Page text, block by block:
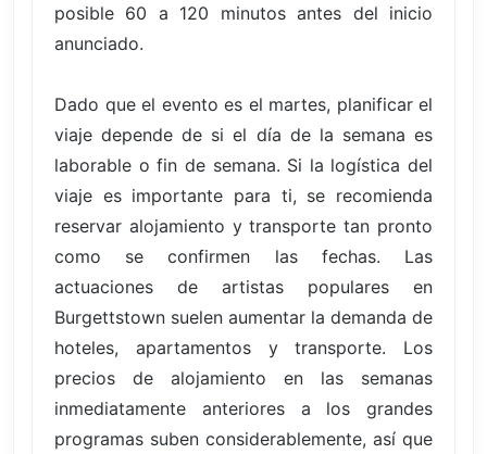
posible 60 a 120 minutos antes del inicio
anunciado.
Dado que el evento es el martes, planificar el
viaje depende de si el día de la semana es
laborable o fin de semana. Si la logística del
viaje es importante para ti, se recomienda
reservar alojamiento y transporte tan pronto
como se confirmen las fechas. Las
actuaciones de artistas populares en
Burgettstown suelen aumentar la demanda de
hoteles, apartamentos y transporte. Los
precios de alojamiento en las semanas
inmediatamente anteriores a los grandes
programas suben considerablemente, así que